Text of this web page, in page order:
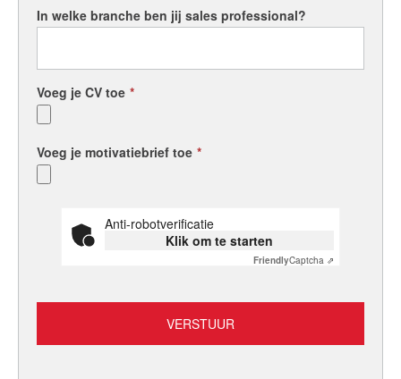
In welke branche ben jij sales professional?
Voeg je CV toe *
Voeg je motivatiebrief toe *
Anti-robotverificatie
Klik om te starten
FriendlyCaptcha ⇗